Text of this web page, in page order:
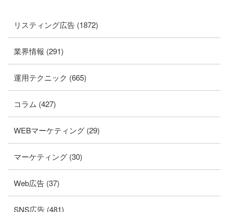
リスティング広告 (1872)
業界情報 (291)
運用テクニック (665)
コラム (427)
WEBマーケティング (29)
マーケティング (30)
Web広告 (37)
SNS広告 (481)